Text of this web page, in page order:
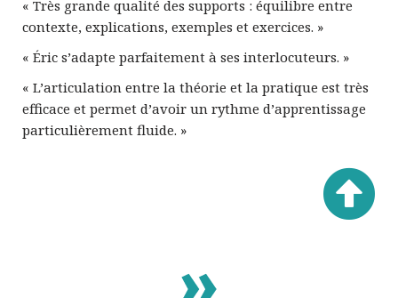
« Très grande qualité des supports : équilibre entre
contexte, explications, exemples et exercices. »
« Éric s’adapte parfaitement à ses interlocuteurs. »
« L’articulation entre la théorie et la pratique est très
efficace et permet d’avoir un rythme d’apprentissage
particulièrement fluide. »